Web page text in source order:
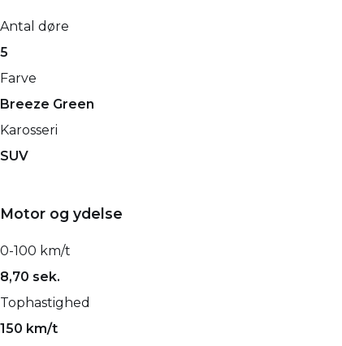
Antal døre
5
Farve
Breeze Green
Karosseri
SUV
Motor og ydelse
0-100 km/t
8,70 sek.
Tophastighed
150 km/t